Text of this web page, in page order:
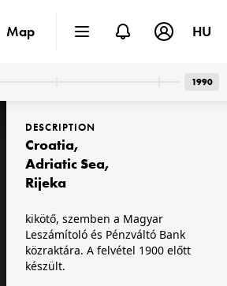
DESCRIPTION
Croatia,
Adriatic Sea,
Rijeka
kikötő, szemben a Magyar
Leszámítoló és Pénzváltó Bank
közraktára. A felvétel 1900 előtt
készült.
Map HU
1990